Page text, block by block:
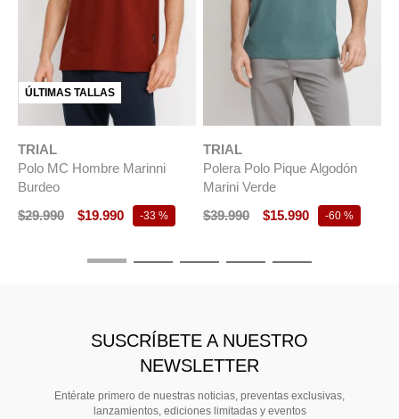
ÚLTIMAS TALLAS
TRIAL
Polo MC Hombre Marinni
Burdeo
$29.990 $19.990 -33 %
TRIAL
Polera Polo Pique Algodón
Marini Verde
$39.990 $15.990 -60 %
SUSCRÍBETE A NUESTRO
NEWSLETTER
Entérate primero de nuestras noticias, preventas exclusivas,
lanzamientos, ediciones limitadas y eventos